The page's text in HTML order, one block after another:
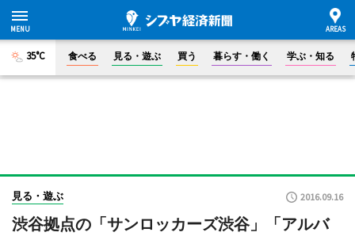
35°C 食べる 見る・遊ぶ 買う 暮らす・働く 学ぶ・知る
見る・遊ぶ 2016.09.16
渋谷拠点の「サンロッカーズ渋谷」「アルバ